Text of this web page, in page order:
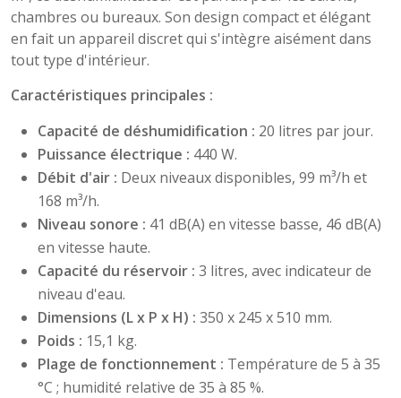
chambres ou bureaux. Son design compact et élégant
en fait un appareil discret qui s'intègre aisément dans
tout type d'intérieur.
Caractéristiques principales :
Capacité de déshumidification : 20 litres par jour.
Puissance électrique : 440 W.
Débit d'air : Deux niveaux disponibles, 99 m³/h et
168 m³/h.
Niveau sonore : 41 dB(A) en vitesse basse, 46 dB(A)
en vitesse haute.
Capacité du réservoir : 3 litres, avec indicateur de
niveau d'eau.
Dimensions (L x P x H) : 350 x 245 x 510 mm.
Poids : 15,1 kg.
Plage de fonctionnement : Température de 5 à 35
°C ; humidité relative de 35 à 85 %.